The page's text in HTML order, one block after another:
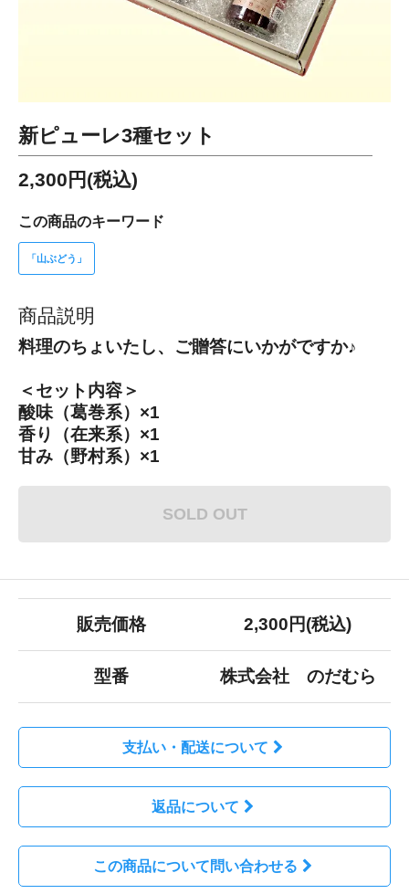
新ピューレ3種セット
2,300円(税込)
この商品のキーワード
「山ぶどう」
商品説明
料理のちょいたし、ご贈答にいかがですか♪
＜セット内容＞
酸味（葛巻系）×1
香り（在来系）×1
甘み（野村系）×1
SOLD OUT
販売価格 2,300円(税込)
型番 株式会社 のだむら
支払い・配送について
返品について
この商品について問い合わせる